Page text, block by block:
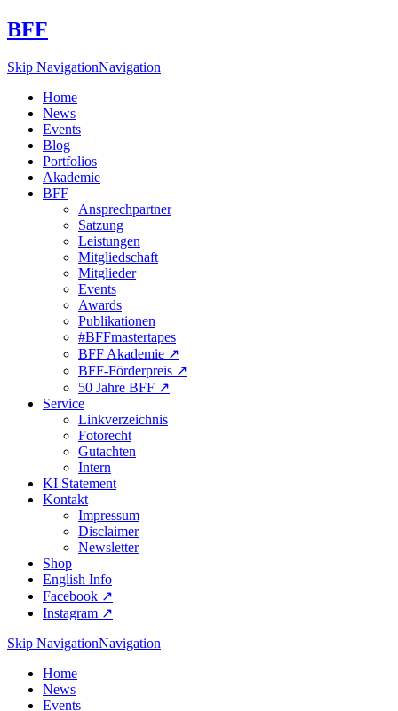
BFF
Skip NavigationNavigation
Home
News
Events
Blog
Portfolios
Akademie
BFF
Ansprechpartner
Satzung
Leistungen
Mitgliedschaft
Mitglieder
Events
Awards
Publikationen
#BFFmastertapes
BFF Akademie ↗︎
BFF-Förderpreis ↗︎
50 Jahre BFF ↗︎
Service
Linkverzeichnis
Fotorecht
Gutachten
Intern
KI Statement
Kontakt
Impressum
Disclaimer
Newsletter
Shop
English Info
Facebook ↗︎
Instagram ↗︎
Skip NavigationNavigation
Home
News
Events